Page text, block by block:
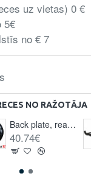
NO RAŽOTĀJA
Back plate, rear, right
40.74€
uz vietas) 0 €
5€
no € 7